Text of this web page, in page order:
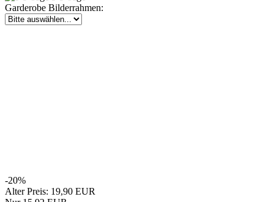
Garderobe Bilderrahmen:
-20%
Alter Preis: 19,90 EUR